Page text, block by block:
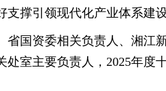
撑引领现代化产业体系建
省国资委相关负责人、湘江
室主要负责人，2025年度